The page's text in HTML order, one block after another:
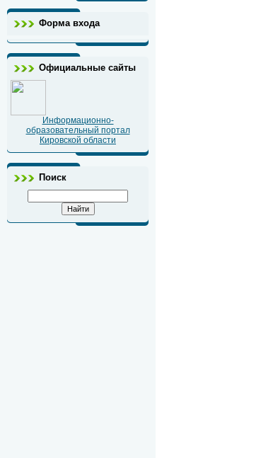
Форма входа
Официальные сайты
Информационно-
образовательный портал
Кировской области
Поиск